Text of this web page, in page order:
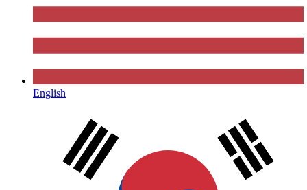
English